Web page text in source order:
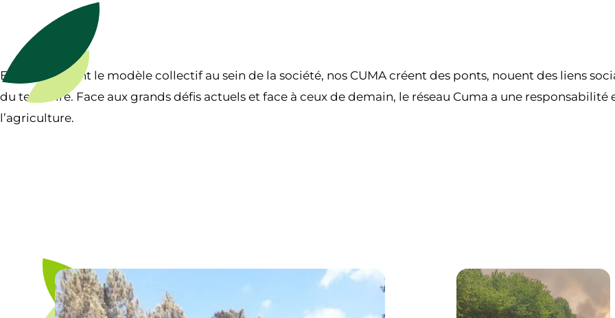
En promouvant le modèle collectif au sein de la société, nos CUMA créent des ponts, nouent des liens
du territoire. Face aux grands défis actuels et face à ceux de demain, le réseau Cuma a une
l’agriculture.